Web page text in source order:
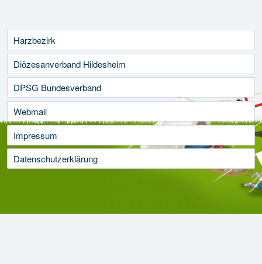
Harzbezirk
Diözesanverband Hildesheim
DPSG Bundesverband
Webmail
Impressum
Datenschutzerklärung